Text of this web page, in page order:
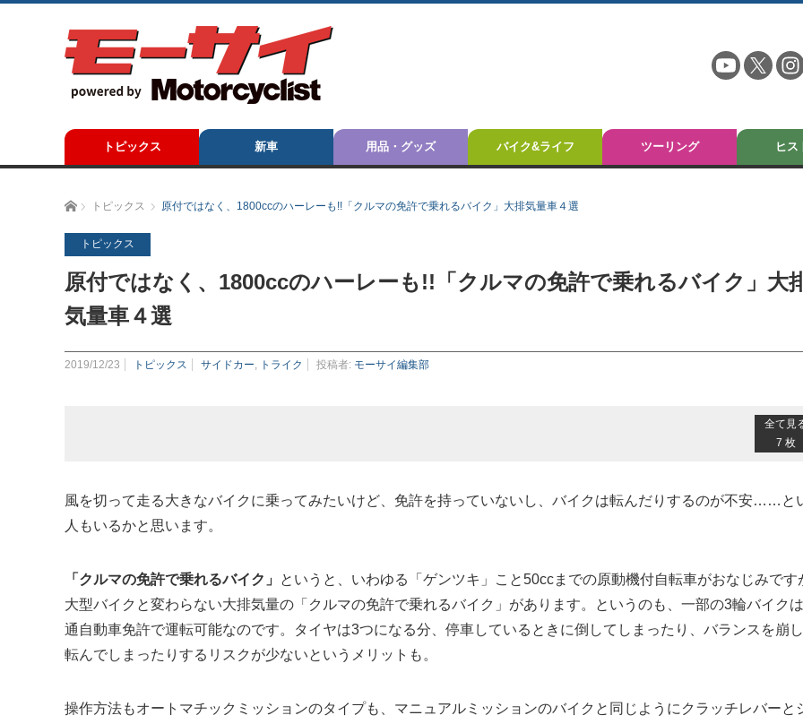
トピックス 新車 用品・グッズ バイク&ライフ ツーリング ヒス
ホームトピックス 原付ではなく、1800ccのハーレーも!!「クルマの免許で乗れるバイク」大排気量車４選
トピックス
原付ではなく、1800ccのハーレーも!!「クルマの免許で乗れるバイク」大
気量車４選
2019/12/23 トピックス サイドカー トライク 投稿者: モーサイ編集部
全て見
7 枚
風を切って走る大きなバイクに乗ってみたいけど、免許を持っていないし、バイクは転んだりするのが不安……と
人もいるかと思います。
「クルマの免許で乗れるバイク」
というと、いわゆる「ゲンツキ」こと50ccまでの原動機付自転車がおなじみです
大型バイクと変わらない大排気量の「クルマの免許で乗れるバイク」があります。というのも、一部の3輪バイク
通自動車免許で運転可能なのです。タイヤは3つになる分、停車しているときに倒してしまったり、バランスを崩
転んでしまったりするリスクが少ないというメリットも。
操作方法もオートマチックミッションのタイプも、マニュアルミッションのバイクと同じようにクラッチレバーと